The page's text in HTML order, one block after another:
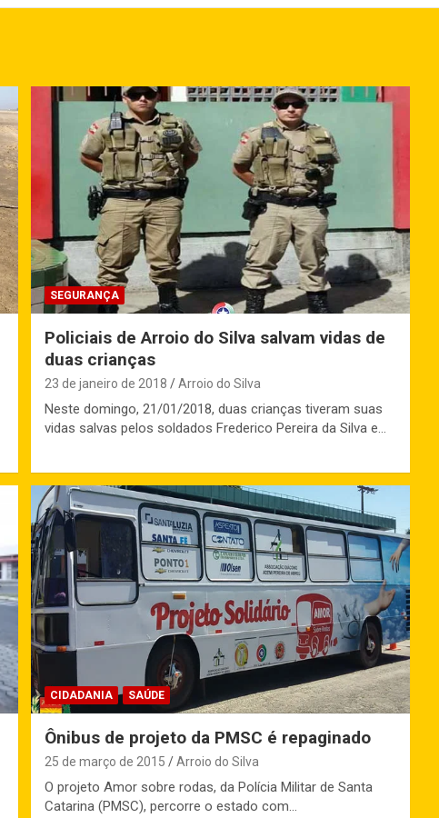
SEGURANÇA
Policiais de Arroio do Silva salvam vidas de
duas crianças
23 de janeiro de 2018 Arroio do Silva
Neste domingo, 21/01/2018, duas crianças tiveram suas
vidas salvas pelos soldados Frederico Pereira da Silva e…
CIDADANIA SAÚDE
Ônibus de projeto da PMSC é repaginado
25 de março de 2015 Arroio do Silva
O projeto Amor sobre rodas, da Polícia Militar de Santa
Catarina (PMSC), percorre o estado com…